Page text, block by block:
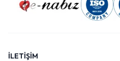
İLETİŞİM